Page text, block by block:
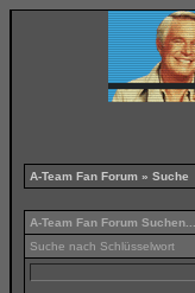
A-Team Fan Forum » Suche
A-Team Fan Forum Suchen...
Suche nach Schlüsselwort